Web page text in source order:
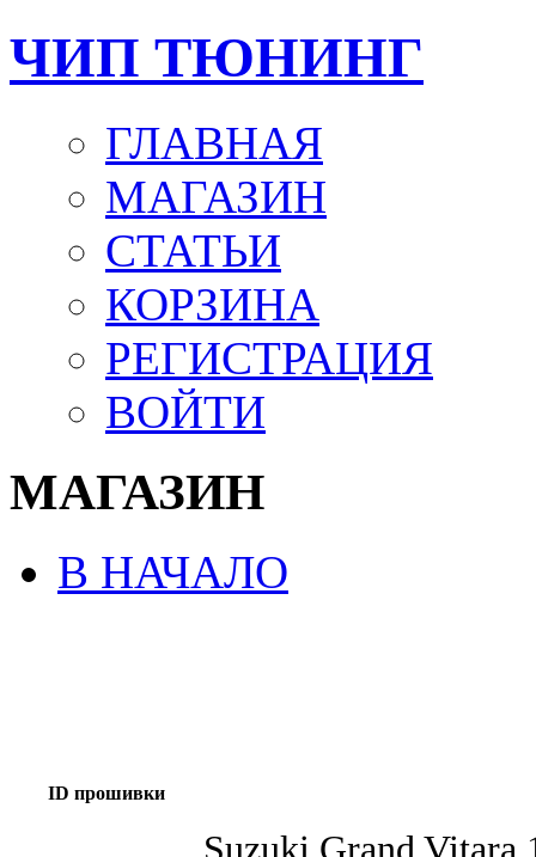
ЧИП ТЮНИНГ
ГЛАВНАЯ
МАГАЗИН
СТАТЬИ
КОРЗИНА
РЕГИСТРАЦИЯ
ВОЙТИ
МАГАЗИН
В НАЧАЛО
ID прошивки